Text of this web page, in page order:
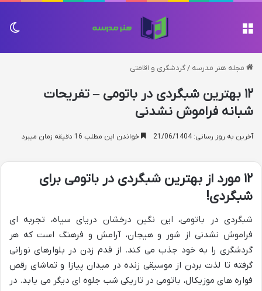
مجله هنر مدرسه /گردشگری و اقامتی
۱۲ بهترین شبگردی در باتومی – تفریحات
شبانه فراموش نشدنی
آخرین به روز رسانی: 21/06/1404 خواندن این مطلب 16 دقیقه زمان میبرد
۱۲ مورد از بهترین شبگردی در باتومی برای
شبگردی!
شبگردی در باتومی، این نگین درخشان دریای سیاه، تجربه ای
فراموش نشدنی از شور و هیجان، آرامش و فرهنگ است که هر
گردشگری را به خود جذب می کند. از قدم زدن در بلوارهای نورانی
گرفته تا لذت بردن از موسیقی زنده در میدان پیازا و تماشای رقص
فواره های موزیکال، باتومی در تاریکی شب جلوه ای دیگر می یابد. در